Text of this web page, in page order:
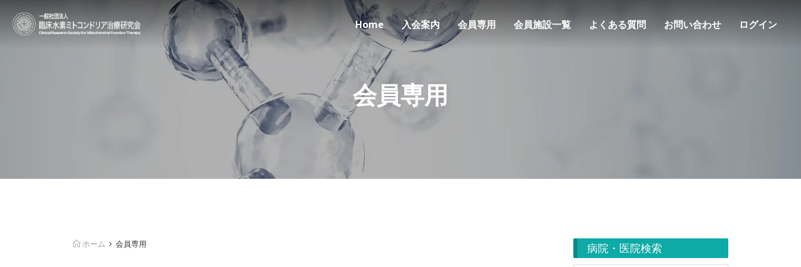
ログイン
Home 入会案内 会員専用 会員施設一覧 よくある質問 お問い合わせ
会員専用
ホーム 会員専用 病院・医院検索